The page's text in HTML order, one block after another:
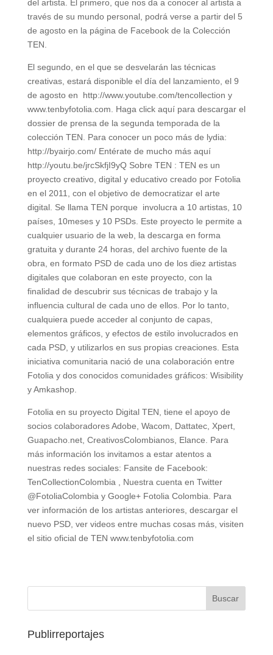
del artista. El primero, que nos da a conocer al artista a
través de su mundo personal, podrá verse a partir del 5
de agosto en la página de Facebook de la Colección
TEN.
El segundo, en el que se desvelarán las técnicas
creativas, estará disponible el día del lanzamiento, el 9
de agosto en http://www.youtube.com/tencollection y
www.tenbyfotolia.com. Haga click aquí para descargar el
dossier de prensa de la segunda temporada de la
colección TEN. Para conocer un poco más de lydia:
http://byairjo.com/ Entérate de mucho más aquí
http://youtu.be/jrcSkfjI9yQ Sobre TEN : TEN es un
proyecto creativo, digital y educativo creado por Fotolia
en el 2011, con el objetivo de democratizar el arte
digital. Se llama TEN porque involucra a 10 artistas, 10
países, 10meses y 10 PSDs. Este proyecto le permite a
cualquier usuario de la web, la descarga en forma
gratuita y durante 24 horas, del archivo fuente de la
obra, en formato PSD de cada uno de los diez artistas
digitales que colaboran en este proyecto, con la
finalidad de descubrir sus técnicas de trabajo y la
influencia cultural de cada uno de ellos. Por lo tanto,
cualquiera puede acceder al conjunto de capas,
elementos gráficos, y efectos de estilo involucrados en
cada PSD, y utilizarlos en sus propias creaciones. Esta
iniciativa comunitaria nació de una colaboración entre
Fotolia y dos conocidos comunidades gráficos: Wisibility
y Amkashop.
Fotolia en su proyecto Digital TEN, tiene el apoyo de
socios colaboradores Adobe, Wacom, Dattatec, Xpert,
Guapacho.net, CreativosColombianos, Elance. Para
más información los invitamos a estar atentos a
nuestras redes sociales: Fansite de Facebook:
TenCollectionColombia , Nuestra cuenta en Twitter
@FotoliaColombia y Google+ Fotolia Colombia. Para
ver información de los artistas anteriores, descargar el
nuevo PSD, ver videos entre muchas cosas más, visiten
el sitio oficial de TEN www.tenbyfotolia.com
Publirreportajes